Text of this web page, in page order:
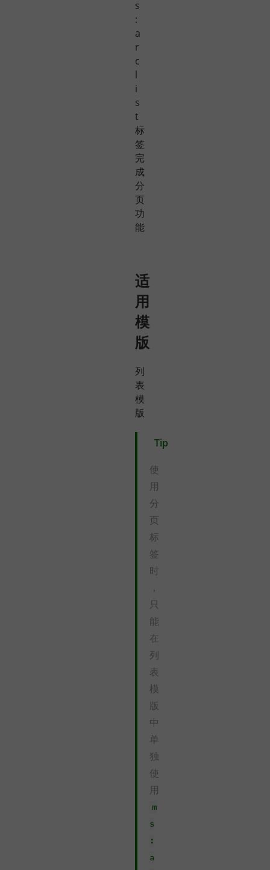
s
:
a
r
c
l
i
s
t
标
签
完
成
分
页
功
能
适
用
模
版
列
表
模
版
Tip
使
用
分
页
标
签
时
，
只
能
在
列
表
模
版
中
单
独
使
用
m
s
:
a